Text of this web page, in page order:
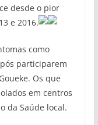
desde o pior
e 2016.
como
participarem
Os que
em centros
da Saúde local.